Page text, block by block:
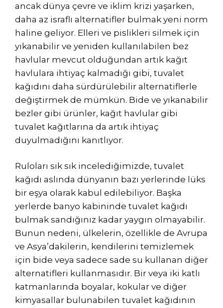
ancak dünya çevre ve iklim krizi yaşarken,
daha az israflı alternatifler bulmak yeni norm
haline geliyor. Elleri ve pislikleri silmek için
yıkanabilir ve yeniden kullanılabilen bez
havlular mevcut olduğundan artık kağıt
havlulara ihtiyaç kalmadığı gibi, tuvalet
kağıdını daha sürdürülebilir alternatiflerle
değiştirmek de mümkün. Bide ve yıkanabilir
bezler gibi ürünler, kağıt havlular gibi
tuvalet kağıtlarına da artık ihtiyaç
duyulmadığını kanıtlıyor.
Ruloları sık sık incelediğimizde, tuvalet
kağıdı aslında dünyanın bazı yerlerinde lüks
bir eşya olarak kabul edilebiliyor. Başka
yerlerde banyo kabininde tuvalet kağıdı
bulmak sandığınız kadar yaygın olmayabilir.
Bunun nedeni, ülkelerin, özellikle de Avrupa
ve Asya’dakilerin, kendilerini temizlemek
için bide veya sadece sade su kullanan diğer
alternatifleri kullanmasıdır. Bir veya iki katlı
katmanlarında boyalar, kokular ve diğer
kimyasallar bulunabilen tuvalet kağıdının